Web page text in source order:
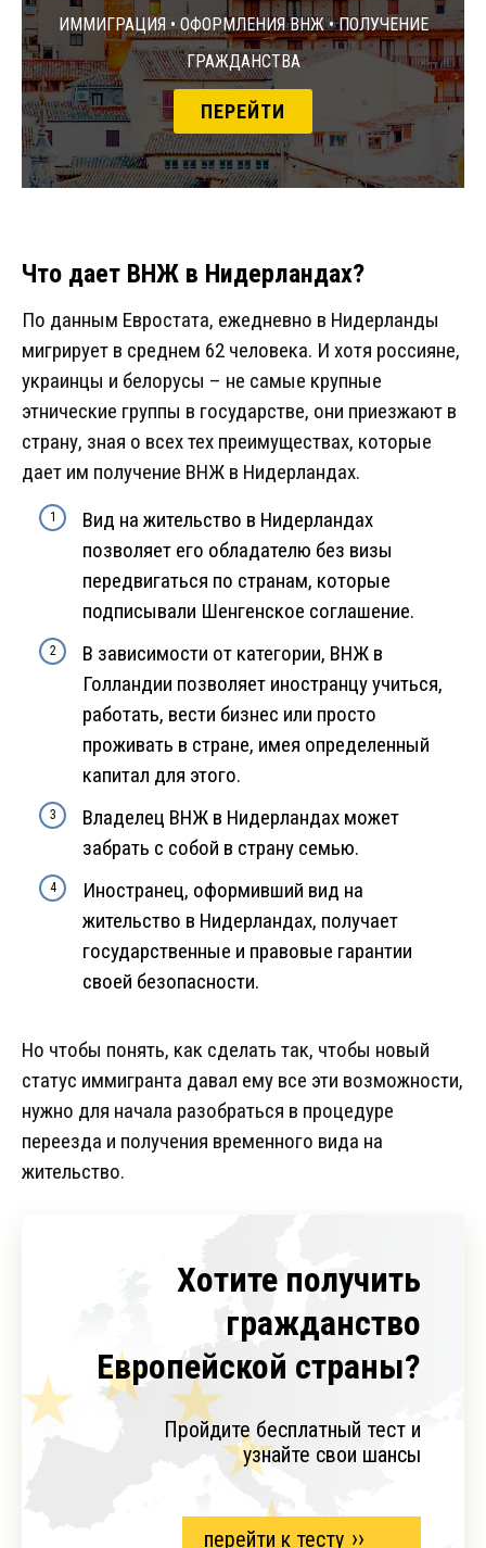
Иммиграция • Оформления ВНЖ • Получение
гражданства
ПЕРЕЙТИ
Что дает ВНЖ в Нидерландах?
По данным Евростата, ежедневно в Нидерланды
мигрирует в среднем 62 человека. И хотя россияне,
украинцы и белорусы – не самые крупные
этнические группы в государстве, они приезжают в
страну, зная о всех тех преимуществах, которые
дает им получение ВНЖ в Нидерландах.
Вид на жительство в Нидерландах
позволяет его обладателю без визы
передвигаться по странам, которые
подписывали Шенгенское соглашение.
В зависимости от категории, ВНЖ в
Голландии позволяет иностранцу учиться,
работать, вести бизнес или просто
проживать в стране, имея определенный
капитал для этого.
Владелец ВНЖ в Нидерландах может
забрать с собой в страну семью.
Иностранец, оформивший вид на
жительство в Нидерландах, получает
государственные и правовые гарантии
своей безопасности.
Но чтобы понять, как сделать так, чтобы новый
статус иммигранта давал ему все эти возможности,
нужно для начала разобраться в процедуре
переезда и получения временного вида на
жительство.
Хотите получить
гражданство
Европейской страны?
Пройдите бесплатный тест и
узнайте свои шансы
перейти к тесту